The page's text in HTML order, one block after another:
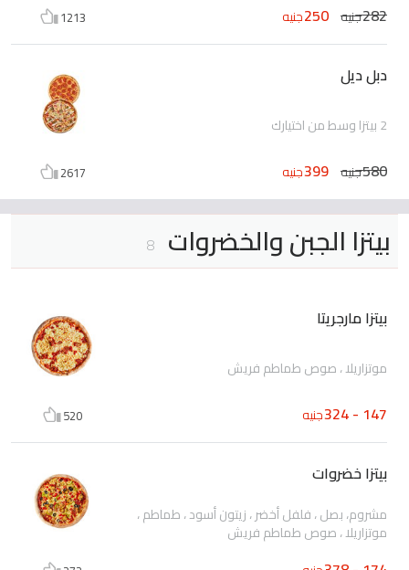
282جنيه 250جنيه 1213
دبل ديل
2 بيتزا وسط من اختيارك
580جنيه 399جنيه 2617
بيتزا الجبن والخضروات 8
بيتزا مارجريتا
موتزاريلا ، صوص طماطم فريش
147 - 324 جنيه 520
بيتزا خضروات
مشروم، بصل ، فلفل أخضر ، زيتون أسود ، طماطم ،
موتزاريلا ، صوص طماطم فريش